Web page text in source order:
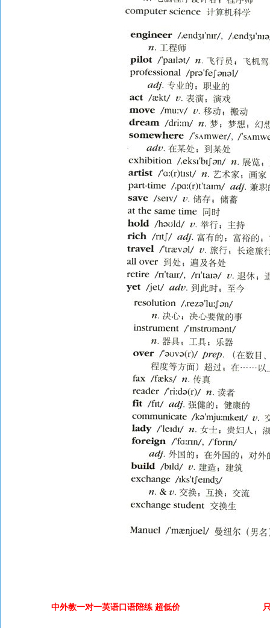
中外教一对一英语口语陪练 超低价